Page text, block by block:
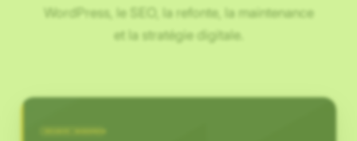
WordPress, le SEO, la refonte, la maintenance
et la stratégie digitale.